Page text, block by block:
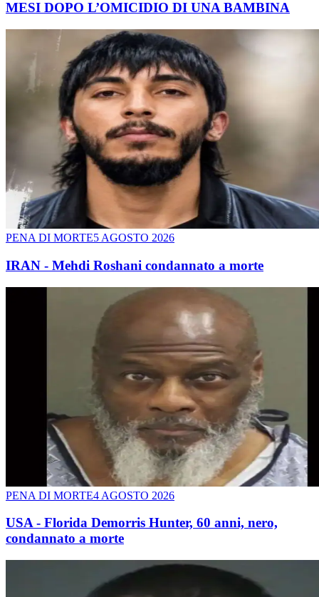
MESI DOPO L’OMICIDIO DI UNA BAMBINA
PENA DI MORTE5 AGOSTO 2026
IRAN - Mehdi Roshani condannato a morte
PENA DI MORTE4 AGOSTO 2026
USA - Florida Demorris Hunter, 60 anni, nero,
condannato a morte